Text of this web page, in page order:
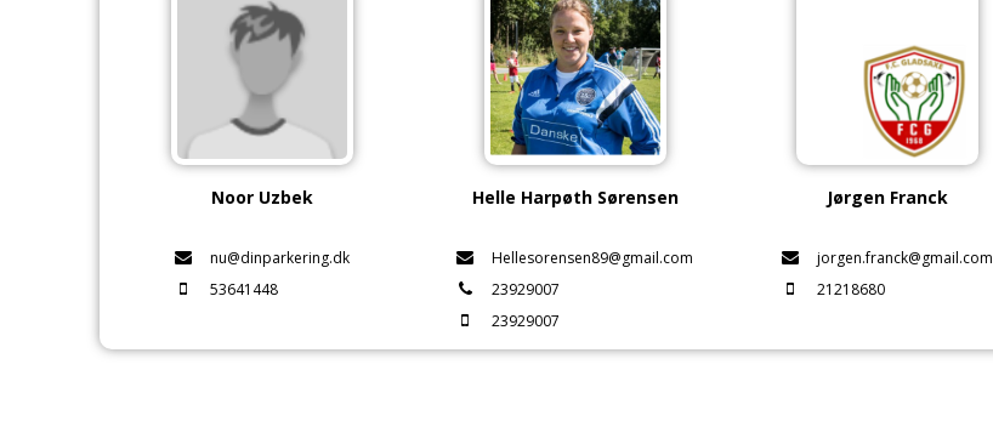
Noor Uzbek
nu@dinparkering.dk
53641448
Helle Harpøth Sørensen
Hellesorensen89@gmail.com
23929007
23929007
Jørgen Franck
jorgen.franck@gmail.com
21218680